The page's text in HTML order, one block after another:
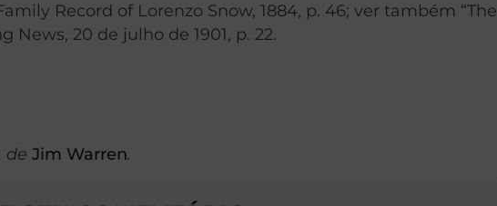
Record of Lorenzo Snow, 1884, p. 46; ver também “The
News, 20 de julho de 1901, p. 22.
deJim Warren.